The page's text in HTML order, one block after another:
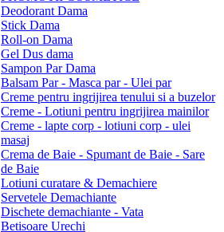
Deodorant Dama
Stick Dama
Roll-on Dama
Gel Dus dama
Sampon Par Dama
Balsam Par - Masca par - Ulei par
Creme pentru ingrijirea tenului si a buzelor
Creme - Lotiuni pentru ingrijirea mainilor
Creme - lapte corp - lotiuni corp - ulei
masaj
Crema de Baie - Spumant de Baie - Sare
de Baie
Lotiuni curatare & Demachiere
Servetele Demachiante
Dischete demachiante - Vata
Betisoare Urechi